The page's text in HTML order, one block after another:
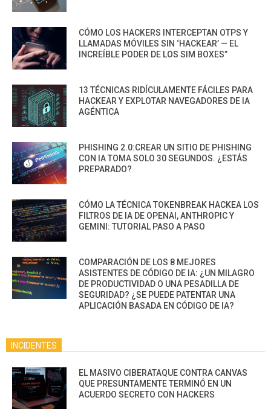
CÓMO LOS HACKERS INTERCEPTAN OTPS Y
LLAMADAS MÓVILES SIN ‘HACKEAR’ — EL
INCREÍBLE PODER DE LOS SIM BOXES”
13 TÉCNICAS RIDÍCULAMENTE FÁCILES PARA
HACKEAR Y EXPLOTAR NAVEGADORES DE IA
AGÉNTICA
PHISHING 2.0:CREAR UN SITIO DE PHISHING
CON IA TOMA SOLO 30 SEGUNDOS. ¿ESTÁS
PREPARADO?
CÓMO LA TÉCNICA TOKENBREAK HACKEA LOS
FILTROS DE IA DE OPENAI, ANTHROPIC Y
GEMINI: TUTORIAL PASO A PASO
COMPARACIÓN DE LOS 8 MEJORES
ASISTENTES DE CÓDIGO DE IA: ¿UN MILAGRO
DE PRODUCTIVIDAD O UNA PESADILLA DE
SEGURIDAD? ¿SE PUEDE PATENTAR UNA
APLICACIÓN BASADA EN CÓDIGO DE IA?
INCIDENTES
EL MASIVO CIBERATAQUE CONTRA CANVAS
QUE PRESUNTAMENTE TERMINÓ EN UN
ACUERDO SECRETO CON HACKERS